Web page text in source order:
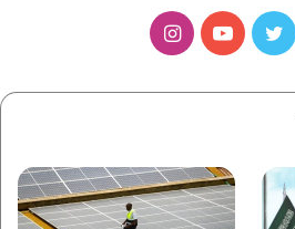
ي
و
ت
ق